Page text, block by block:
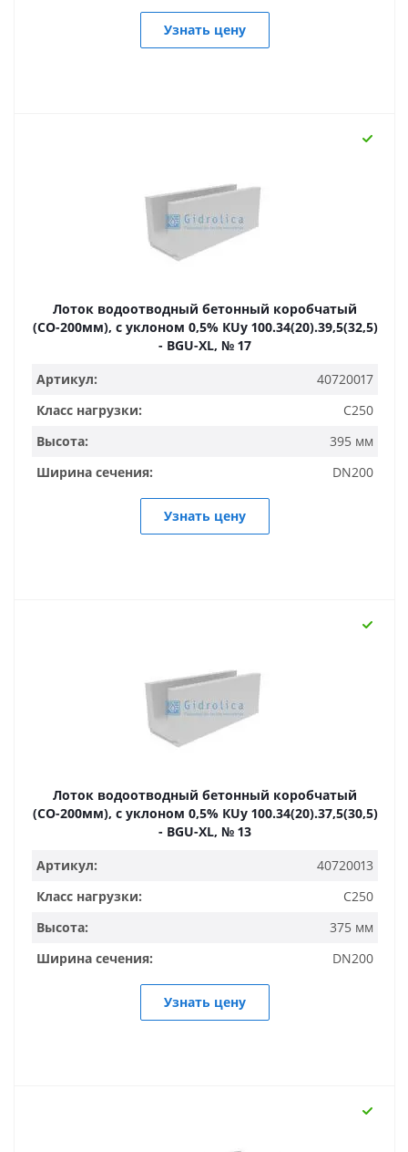
Узнать цену
Лоток водоотводный бетонный коробчатый
(СО-200мм), с уклоном 0,5% КUу 100.34(20).39,5(32,5)
- BGU-XL, № 17
Артикул:
40720017
Класс нагрузки:
C250
Высота:
395 мм
Ширина сечения:
DN200
Узнать цену
Лоток водоотводный бетонный коробчатый
(СО-200мм), с уклоном 0,5% КUу 100.34(20).37,5(30,5)
- BGU-XL, № 13
Артикул:
40720013
Класс нагрузки:
C250
Высота:
375 мм
Ширина сечения:
DN200
Узнать цену